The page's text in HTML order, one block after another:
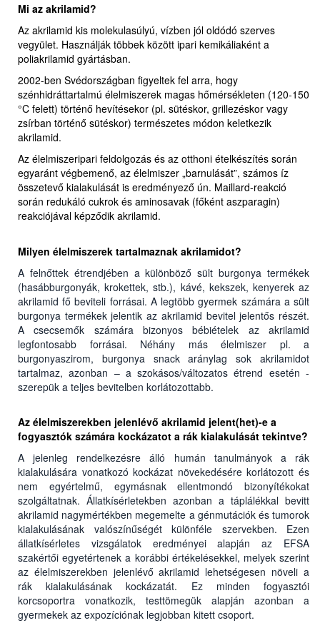
Mi az akrilamid?
Az akrilamid kis molekulasúlyú, vízben jól oldódó szerves
vegyület. Használják többek között ipari kemikáliaként a
poliakrilamid gyártásban.
2002-ben Svédországban figyeltek fel arra, hogy
szénhidráttartalmú élelmiszerek magas hőmérsékleten (120-150
°C felett) történő hevítésekor (pl. sütéskor, grillezéskor vagy
zsírban történő sütéskor) természetes módon keletkezik
akrilamid.
Az élelmiszeripari feldolgozás és az otthoni ételkészítés során
egyaránt végbemenő, az élelmiszer „barnulását”, számos íz
összetevő kialakulását is eredményező ún. Maillard-reakció
során redukáló cukrok és aminosavak (főként aszparagin)
reakciójával képződik akrilamid.
Milyen élelmiszerek tartalmaznak akrilamidot?
A felnőttek étrendjében a különböző sült burgonya termékek
(hasábburgonyák, krokettek, stb.), kávé, kekszek, kenyerek az
akrilamid fő beviteli forrásai. A legtöbb gyermek számára a sült
burgonya termékek jelentik az akrilamid bevitel jelentős részét.
A csecsemők számára bizonyos bébiételek az akrilamid
legfontosabb forrásai. Néhány más élelmiszer pl. a
burgonyaszirom, burgonya snack aránylag sok akrilamidot
tartalmaz, azonban – a szokásos/változatos étrend esetén -
szerepük a teljes bevitelben korlátozottabb.
Az élelmiszerekben jelenlévő akrilamid jelent(het)-e a
fogyasztók számára kockázatot a rák kialakulását tekintve?
A jelenleg rendelkezésre álló humán tanulmányok a rák
kialakulására vonatkozó kockázat növekedésére korlátozott és
nem egyértelmű, egymásnak ellentmondó bizonyítékokat
szolgáltatnak. Állatkísérletekben azonban a táplálékkal bevitt
akrilamid nagymértékben megemelte a génmutációk és tumorok
kialakulásának valószínűségét különféle szervekben. Ezen
állatkísérletes vizsgálatok eredményei alapján az EFSA
szakértői egyetértenek a korábbi értékelésekkel, melyek szerint
az élelmiszerekben jelenlévő akrilamid lehetségesen növeli a
rák kialakulásának kockázatát. Ez minden fogyasztói
korcsoportra vonatkozik, testtömegük alapján azonban a
gyermekek az expozíciónak legjobban kitett csoport.